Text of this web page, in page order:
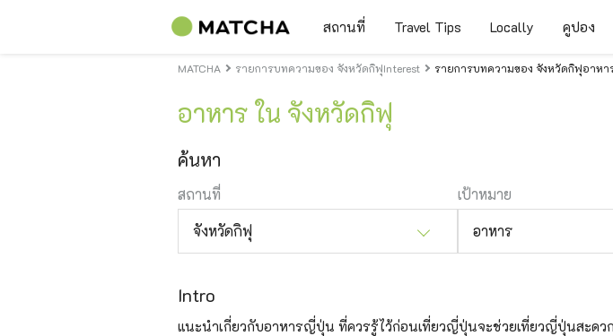
สถานที่ Travel Tips Locally คูปอง
MATCHA รายการบทความของ จังหวัดกิฟุInterest รายการบทความของ จังหวัดกิฟุอาหา
อาหาร ใน จังหวัดกิฟุ
ค้นหา
สถานที่
จังหวัดกิฟุ
เป้าหมาย
อาหาร
Intro
แนะนำเกี่ยวกับอาหารญี่ปุ่น ที่ควรรู้ไว้ก่อนเที่ยวญี่ปุ่นจะช่วยเที่ยวญี่ปุ่นสะด